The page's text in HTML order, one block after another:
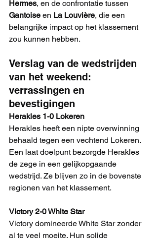
Hermes, en de confrontatie tussen
Gantoise en La Louvière, die een
belangrijke impact op het klassement
zou kunnen hebben.
Verslag van de wedstrijden
van het weekend:
verrassingen en
bevestigingen
Herakles 1-0 Lokeren
Herakles heeft een nipte overwinning
behaald tegen een vechtend Lokeren.
Een laat doelpunt bezorgde Herakles
de zege in een gelijkopgaande
wedstrijd. Ze blijven zo in de bovenste
regionen van het klassement.
Victory 2-0 White Star
Victory domineerde White Star zonder
al te veel moeite. Hun solide